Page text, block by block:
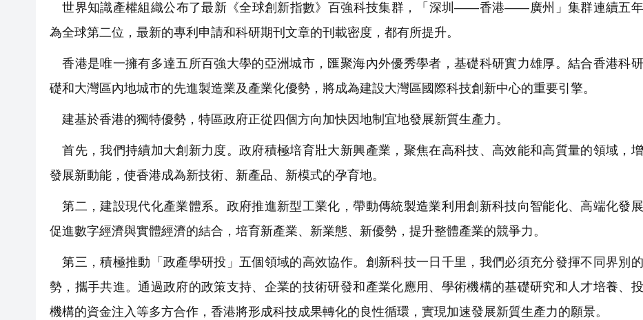
世界知識產權組織公布了最新《全球創新指數》百強科技集群，「深圳——香港——廣州」集群連續五
為全球第二位，最新的專利申請和科研期刊文章的刊載密度，都有所提升。
香港是唯一擁有多達五所百強大學的亞洲城市，匯聚海內外優秀學者，基礎科研實力雄厚。結合香港科
礎和大灣區內地城市的先進製造業及產業化優勢，將成為建設大灣區國際科技創新中心的重要引擎。
建基於香港的獨特優勢，特區政府正從四個方向加快因地制宜地發展新質生產力。
首先，我們持續加大創新力度。政府積極培育壯大新興產業，聚焦在高科技、高效能和高質量的領域，
發展新動能，使香港成為新技術、新產品、新模式的孕育地。
第二，建設現代化產業體系。政府推進新型工業化，帶動傳統製造業利用創新科技向智能化、高端化發展
促進數字經濟與實體經濟的結合，培育新產業、新業態、新優勢，提升整體產業的競爭力。
第三，積極推動「政產學研投」五個領域的高效協作。創新科技一日千里，我們必須充分發揮不同界別
勢，攜手共進。通過政府的政策支持、企業的技術研發和產業化應用、學術機構的基礎研究和人才培養、
機構的資金注入等多方合作，香港將形成科技成果轉化的良性循環，實現加速發展新質生產力的願景。